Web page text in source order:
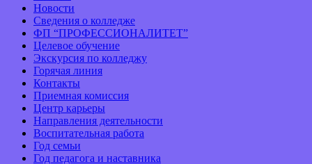
Новости
Сведения о колледже
ФП “ПРОФЕССИОНАЛИТЕТ”
Целевое обучение
Экскурсия по колледжу
Горячая линия
Контакты
Приемная комиссия
Центр карьеры
Направления деятельности
Воспитательная работа
Год семьи
Год педагога и наставника